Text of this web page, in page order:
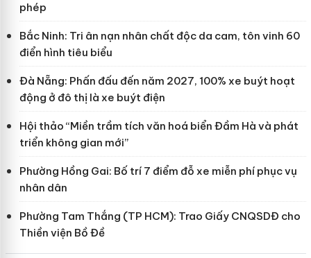
phép
Bắc Ninh: Tri ân nạn nhân chất độc da cam, tôn vinh 60
điển hình tiêu biểu
Đà Nẵng: Phấn đấu đến năm 2027, 100% xe buýt hoạt
động ở đô thị là xe buýt điện
Hội thảo “Miền trầm tích văn hoá biển Đầm Hà và phát
triển không gian mới”
Phường Hồng Gai: Bố trí 7 điểm đỗ xe miễn phí phục vụ
nhân dân
Phường Tam Thắng (TP HCM): Trao Giấy CNQSDĐ cho
Thiền viện Bồ Đề